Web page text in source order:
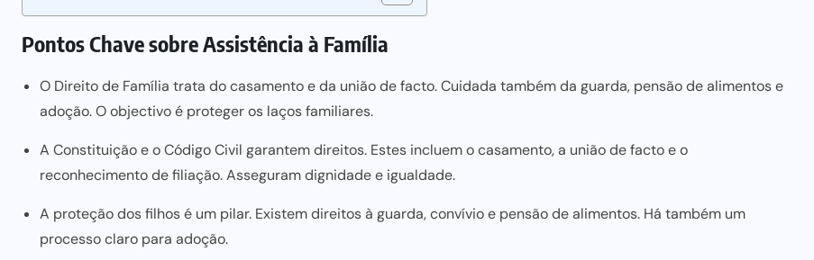
Pontos Chave sobre Assistência à Família
O Direito de Família trata do casamento e da união de facto. Cuidada também da guarda, pensão de alimentose
adoção. O objectivo é proteger os laços familiares.
A Constituição e o Código Civil garantem direitos. Estes incluem o casamento, a união de facto e o
reconhecimento de filiação. Asseguram dignidade e igualdade.
A proteção dos filhos é um pilar. Existem direitos à guarda, convívio e pensão de alimentos. Há também um
processo claro para adoção.